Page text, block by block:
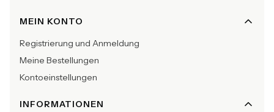
Fußzeilenmenü
MEIN KONTO
Registrierung und Anmeldung
Meine Bestellungen
Kontoeinstellungen
INFORMATIONEN